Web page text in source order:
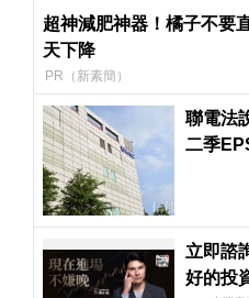
超神減肥神器！橘子不要
天下降
PR（新素簡）
聯電法
二季
立即諮
好的投